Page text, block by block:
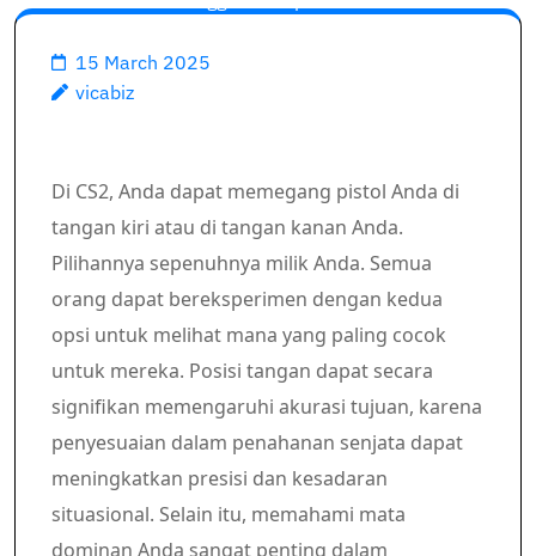
15 March 2025
vicabiz
Di CS2, Anda dapat memegang pistol Anda di
tangan kiri atau di tangan kanan Anda.
Pilihannya sepenuhnya milik Anda. Semua
orang dapat bereksperimen dengan kedua
opsi untuk melihat mana yang paling cocok
untuk mereka. Posisi tangan dapat secara
signifikan memengaruhi akurasi tujuan, karena
penyesuaian dalam penahanan senjata dapat
meningkatkan presisi dan kesadaran
situasional. Selain itu, memahami mata
dominan Anda sangat penting dalam